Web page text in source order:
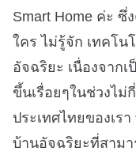
Smart Home ค่ะ
ใคร ไม่รู้จัก เทคโน
อัจฉริยะ เนื่องจาก
ขึ้นเรื่อยๆในช่วงไม่
ประเทศไทยของเร
บ้านอัจฉริยะที่สาม